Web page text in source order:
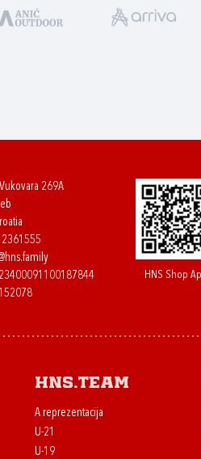
269A
HNS Shop
HNS.team
A reprezentacija
U-21
U-19